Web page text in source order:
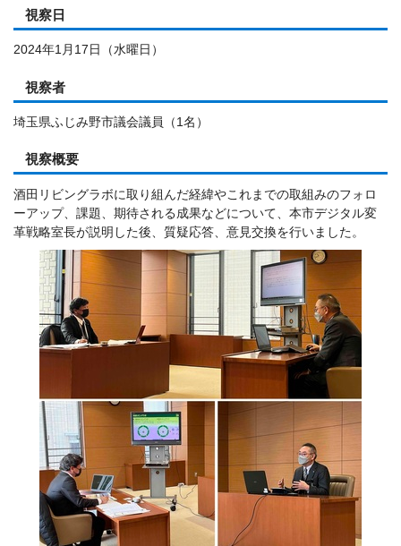
視察日
2024年1月17日（水曜日）
視察者
埼玉県ふじみ野市議会議員（1名）
視察概要
酒田リビングラボに取り組んだ経緯やこれまでの取組みのフォロ
ーアップ、課題、期待される成果などについて、本市デジタル変
革戦略室長が説明した後、質疑応答、意見交換を行いました。